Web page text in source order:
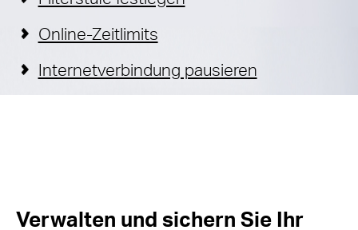
Online-Zeitlimits
Internetverbindung pausieren
Verwalten und sichern Sie Ihr